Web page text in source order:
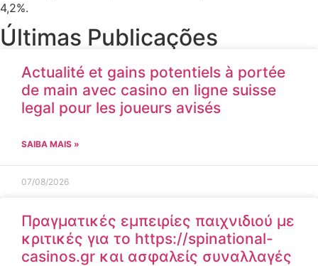
4,2%.
Últimas Publicações
Actualité et gains potentiels à portée
de main avec casino en ligne suisse
legal pour les joueurs avisés
SAIBA MAIS »
07/08/2026
Πραγματικές εμπειρίες παιχνιδιού με
κριτικές για το https://spinational-
casinos.gr και ασφαλείς συναλλαγές